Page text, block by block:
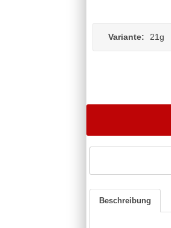
Variante: 21g
Beschreibung